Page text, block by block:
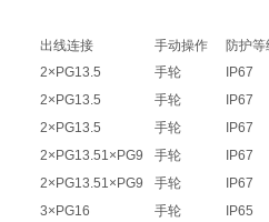
出线连接 手动操作 防护等
2×PG13.5 手轮 IP67
2×PG13.5 手轮 IP67
2×PG13.5 手轮 IP67
2×PG13.51×PG9 手轮 IP67
2×PG13.51×PG9 手轮 IP67
3×PG16 手轮 IP65